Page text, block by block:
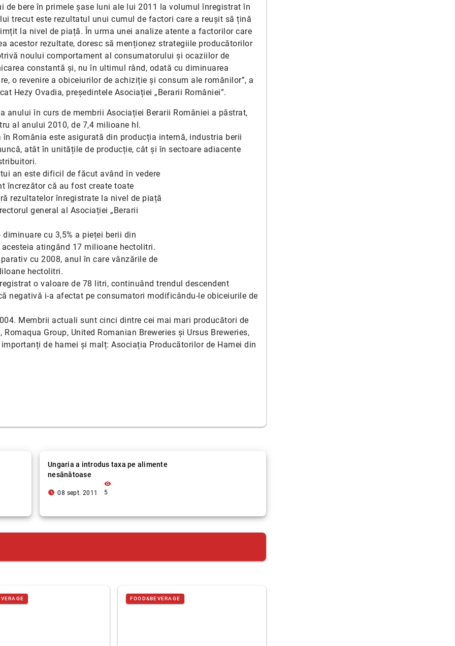
de bere în primele șase luni ale lui 2011 la volumul înregistrat în
trecut este rezultatul unui cumul de factori care a reușit să țină
la nivel de piață. În urma unei analize atente a factorilor care
acestor rezultate, doresc să menționez strategiile producătorilor
noului comportament al consumatorului și ocaziilor de
constantă și, nu în ultimul rând, odată cu diminuarea
o revenire a obiceiurilor de achiziție și consum ale românilor”, a
Hezy Ovadia, președintele Asociației „Berarii României”.
în curs de membrii Asociației Berarii României a păstrat,
al anului 2010, de 7,4 milioane hl.
România este asigurată din producția internă, industria berii
atât în unitățile de producție, cât și în sectoare adiacente
an este dificil de făcut având în vedere
încrezător că au fost create toate
rezultatelor înregistrate la nivel de piață
general al Asociației „Berarii
cu 3,5% a pieței berii din
atingând 17 milioane hectolitri.
cu 2008, anul în care vânzările de
hectolitri.
o valoare de 78 litri, continuând trendul descendent
negativă i-a afectat pe consumatori modificându-le obiceiurile de
Membrii actuali sunt cinci dintre cei mai mari producători de
Group, United Romanian Breweries și Ursus Breweries,
de hamei și malț: Asociația Producătorilor de Hamei din
Ungaria a introdus taxa pe alimente
nesănătoase
access_time_filled 08 sept. 2011
visibility
5
FOOD&BEVERAGE